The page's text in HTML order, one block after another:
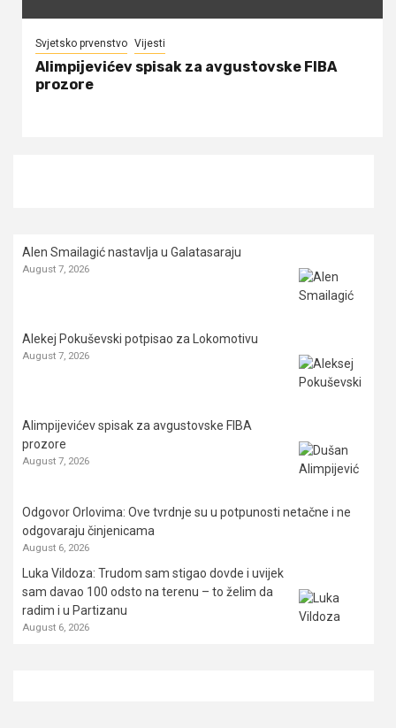
Svjetsko prvenstvo Vijesti
Alimpijevićev spisak za avgustovske FIBA
prozore
Alen Smailagić nastavlja u Galatasaraju
August 7, 2026
Alekej Pokuševski potpisao za Lokomotivu
August 7, 2026
Alimpijevićev spisak za avgustovske FIBA
prozore
August 7, 2026
Odgovor Orlovima: ​Ove tvrdnje su u potpunosti netačne i ne
odgovaraju činjenicama
August 6, 2026
Luka Vildoza: Trudom sam stigao dovde i uvijek
sam davao 100 odsto na terenu – to želim da
radim i u Partizanu
August 6, 2026